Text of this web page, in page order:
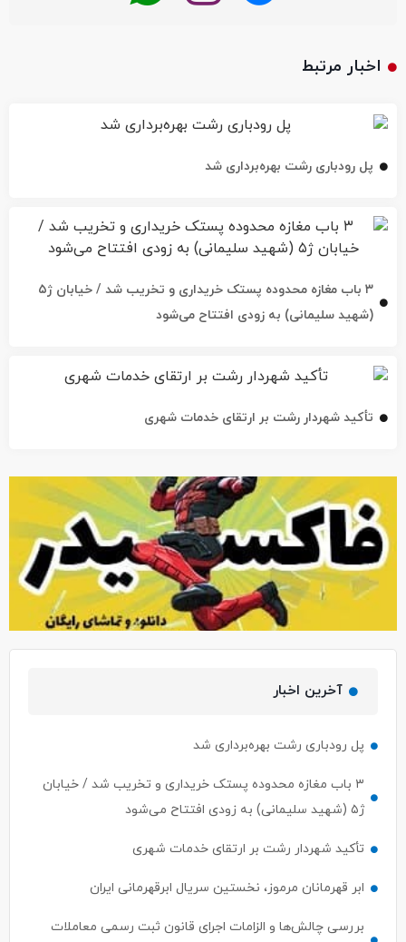
اخبار مرتبط
پل رودباری رشت بهره‌برداری شد
۳ باب مغازه محدوده پستک خریداری و تخریب شد / خیابان ژ۵
(شهید سلیمانی) به زودی افتتاح می‌شود
تأکید شهردار رشت بر ارتقای خدمات شهری
آخرین اخبار
پل رودباری رشت بهره‌برداری شد
۳ باب مغازه محدوده پستک خریداری و تخریب شد / خیابان
ژ۵ (شهید سلیمانی) به زودی افتتاح می‌شود
تأکید شهردار رشت بر ارتقای خدمات شهری
ابر قهرمانان مرموز، نخستین سریال ابرقهرمانی ایران
بررسی چالش‌ها و الزامات اجرای قانون ثبت رسمی معاملات